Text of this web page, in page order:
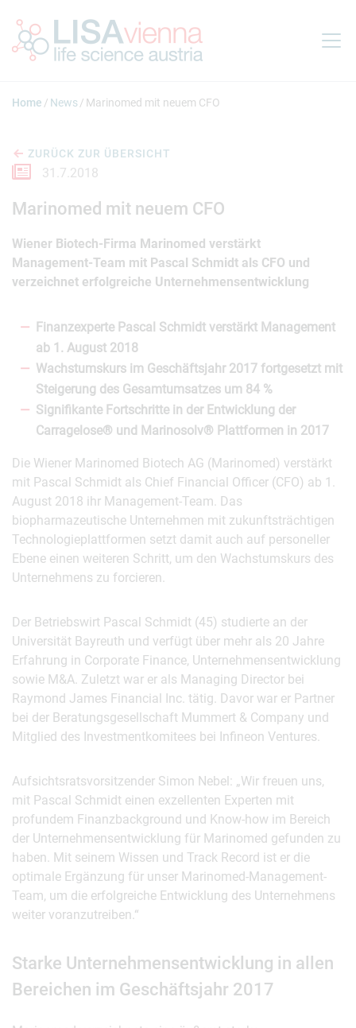
Home News Marinomed mit neuem CFO
ZURÜCK ZUR ÜBERSICHT
31.7.2018
Marinomed mit neuem CFO
Wiener Biotech-Firma Marinomed verstärkt
Management-Team mit Pascal Schmidt als CFO und
verzeichnet erfolgreiche Unternehmensentwicklung
Finanzexperte Pascal Schmidt verstärkt Management
ab 1. August 2018
Wachstumskurs im Geschäftsjahr 2017 fortgesetzt mit
Steigerung des Gesamtumsatzes um 84 %
Signifikante Fortschritte in der Entwicklung der
Carragelose® und Marinosolv® Plattformen in 2017
Die Wiener Marinomed Biotech AG (Marinomed) verstärkt
mit Pascal Schmidt als Chief Financial Officer (CFO) ab 1.
August 2018 ihr Management-Team. Das
biopharmazeutische Unternehmen mit zukunftsträchtigen
Technologieplattformen setzt damit auch auf personeller
Ebene einen weiteren Schritt, um den Wachstumskurs des
Unternehmens zu forcieren.
Der Betriebswirt Pascal Schmidt (45) studierte an der
Universität Bayreuth und verfügt über mehr als 20 Jahre
Erfahrung in Corporate Finance, Unternehmensentwicklung
sowie M&A. Zuletzt war er als Managing Director bei
Raymond James Financial Inc. tätig. Davor war er Partner
bei der Beratungsgesellschaft Mummert & Company und
Mitglied des Investmentkomitees bei Infineon Ventures.
Aufsichtsratsvorsitzender Simon Nebel: „Wir freuen uns,
mit Pascal Schmidt einen exzellenten Experten mit
profundem Finanzbackground und Know-how im Bereich
der Unternehmensentwicklung für Marinomed gefunden zu
haben. Mit seinem Wissen und Track Record ist er die
optimale Ergänzung für unser Marinomed-Management-
Team, um die erfolgreiche Entwicklung des Unternehmens
weiter voranzutreiben.“
Starke Unternehmensentwicklung in allen
Bereichen im Geschäftsjahr 2017